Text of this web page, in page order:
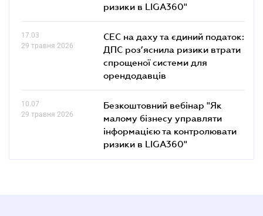
ризики в LIGA360"
17.03
29 травня 2026
СЕС на даху та єдиний податок:
ДПС роз’яснила ризики втрати
спрощеної системи для
орендодавців
10.07
29 травня 2026
Безкоштовний вебінар "Як
малому бізнесу управляти
інформацією та контролювати
ризики в LIGA360"